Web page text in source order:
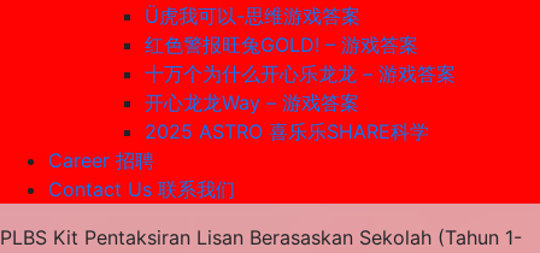
Ü虎我可以-思维游戏答案
红色警报旺兔GOLD! – 游戏答案
十万个为什么开心乐龙龙 – 游戏答案
开心龙龙Way – 游戏答案
2025 ASTRO 喜乐乐SHARE科学
Career 招聘
Contact Us 联系我们
PLBS Kit Pentaksiran Lisan Berasaskan Sekolah (Tahun 1-